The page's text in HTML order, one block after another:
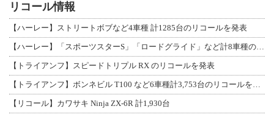
リコール情報
【ハーレー】ストリートボブなど4車種 計1285台のリコールを発表
【ハーレー】「スポーツスターS」「ロードグライド」など計8車種のリコールを発表
【トライアンフ】スピードトリプル RX のリコールを発表
【トライアンフ】ボンネビル T100 など6車種計3,753台のリコールを発表
【リコール】カワサキ Ninja ZX-6R 計1,930台